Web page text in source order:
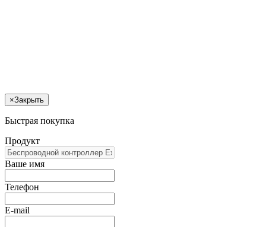
×Закрыть
Быстрая покупка
Продукт
Ваше имя
Телефон
E-mail